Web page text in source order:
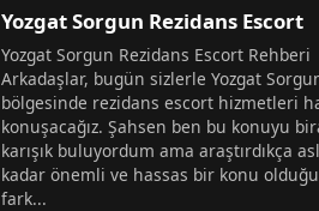
Yozgat Sorgun Rezidans Escort
Yozgat Sorgun Rezidans Escort Rehberi
Arkadaşlar, bugün sizlerle Yozgat
bölgesinde rezidans escort hizmetleri
konuşacağız. Şahsen ben bu konuyu
karışık buluyordum ama araştırdıkça
kadar önemli ve hassas bir konu
fark...